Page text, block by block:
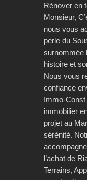
Rénover en
Monsieur,
nous vous
perle du
surnommée
histoire et
Nous vous
confiance
Immo-
immobilier
projet au
sérénité.
l’achat de
Terrains,